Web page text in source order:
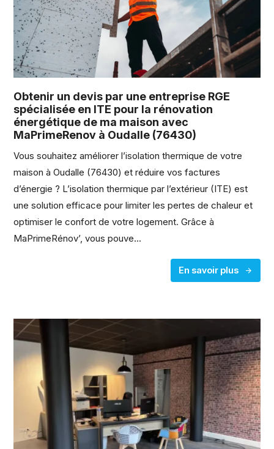
Obtenir un devis par une entreprise RGE
spécialisée en ITE pour la rénovation
énergétique de ma maison avec
MaPrimeRenov à Oudalle (76430)
Vous souhaitez améliorer l’isolation thermique de votre
maison à Oudalle (76430) et réduire vos factures
d’énergie ? L’isolation thermique par l’extérieur (ITE) est
une solution efficace pour limiter les pertes de chaleur et
optimiser le confort de votre logement. Grâce à
MaPrimeRénov’, vous pouve...
En savoir plus